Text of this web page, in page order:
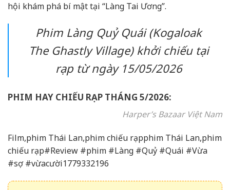
hội khám phá bí mật tại “Làng Tai Ương”.
Phim Làng Quỷ Quái (Kogaloak
The Ghastly Village)khởi chiếu tại
rạp từ ngày 15/05/2026
PHIM HAY CHIẾU RẠP THÁNG 5/2026:
Harper’s Bazaar Việt Nam
Film,phim Thái Lan,phim chiếu rạpphim Thái Lan,phim
chiếu rạp#Review #phim #Làng #Quỷ #Quái #Vừa
#sợ #vừacười1779332196